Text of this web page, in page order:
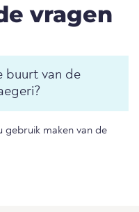
vragen
buurt van de
gebruik maken van de